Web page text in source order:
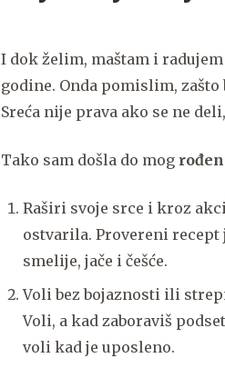
I dok želim, maštam i radujem
godine. Onda pomislim, zašto
Sreća nije prava ako se ne
Tako sam došla do mog
Raširi svoje srce i kroz
ostvarila. Provereni recept
smelije, jače i češće.
Voli bez bojaznosti ili
Voli, a kad zaboraviš
voli kad je uposleno.